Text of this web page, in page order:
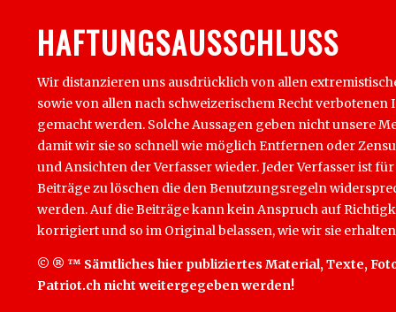
HAFTUNGSAUSSCHLUSS
Wir distanzieren uns ausdrücklich von allen
sowie von allen nach schweizerischem Recht
gemacht werden. Solche Aussagen geben nicht unsere
damit wir sie so schnell wie möglich Entfernen oder
und Ansichten der Verfasser wieder. Jeder Verfasser ist
Beiträge zu löschen die den Benutzungsregeln
werden. Auf die Beiträge kann kein Anspruch auf
korrigiert und so im Original belassen, wie wir sie
© ® ™ Sämtliches hier publiziertes Material, Texte,
Patriot.ch nicht weitergegeben werden!